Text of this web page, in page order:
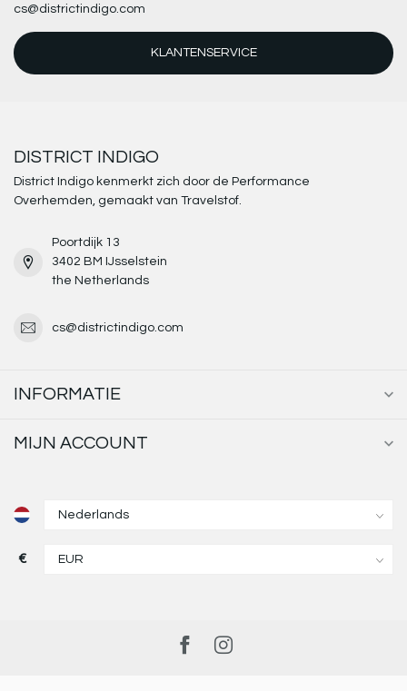
cs@districtindigo.com
KLANTENSERVICE
DISTRICT INDIGO
District Indigo kenmerkt zich door de Performance
Overhemden, gemaakt van Travelstof.
Poortdijk 13
3402 BM IJsselstein
the Netherlands
cs@districtindigo.com
INFORMATIE
MIJN ACCOUNT
€